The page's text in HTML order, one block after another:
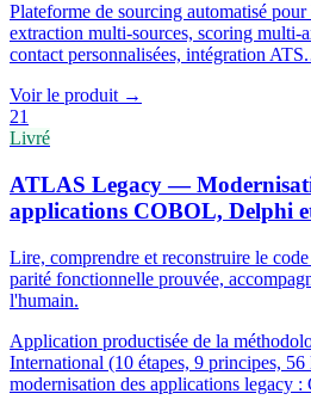
Plateforme de sourcing automatisé
extraction multi-sources, scoring multi-
contact personnalisées, intégration ATS.
Voir le produit →
21
Livré
ATLAS Legacy —
applications COBOL, Delphi
Lire, comprendre et reconstruire le
parité fonctionnelle prouvée,
l'humain.
Application productisée de la
International (10 étapes, 9 principes, 56
modernisation des applications legacy